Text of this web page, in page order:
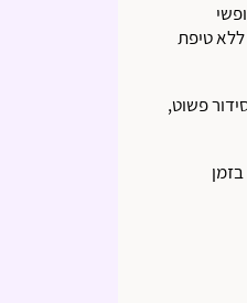
ללא טיפת
פשוט,